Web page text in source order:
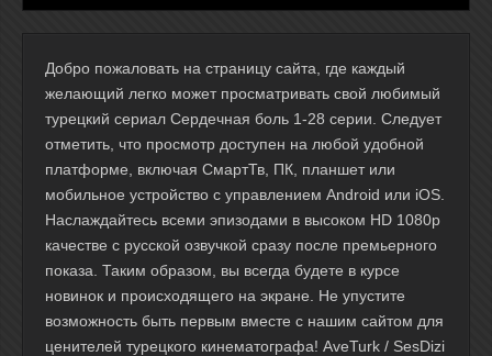
Добро пожаловать на страницу сайта, где каждый
желающий легко может просматривать свой любимый
турецкий сериал Сердечная боль 1-28 серии. Следует
отметить, что просмотр доступен на любой удобной
платформе, включая СмартТв, ПК, планшет или
мобильное устройство с управлением Android или iOS.
Наслаждайтесь всеми эпизодами в высоком HD 1080p
качестве с русской озвучкой сразу после премьерного
показа. Таким образом, вы всегда будете в курсе
новинок и происходящего на экране. Не упустите
возможность быть первым вместе с нашим сайтом для
ценителей турецкого кинематографа! AveTurk / SesDizi